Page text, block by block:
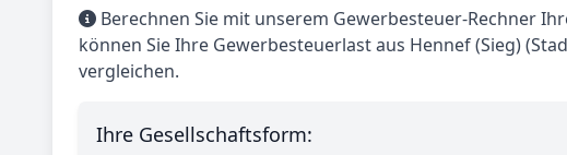
Berechnen Sie mit unserem Gewerbesteuer-Rechner
können Sie Ihre Gewerbesteuerlast aus Hennef (Sieg)
vergleichen.
Ihre Gesellschaftsform: